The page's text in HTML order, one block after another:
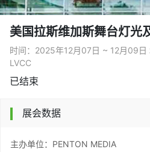
美国拉斯维加斯舞台灯光
时间：2025年12月07日 ~ 12月09
LVCC
已结束
展会数据
主办单位：PENTON MEDIA